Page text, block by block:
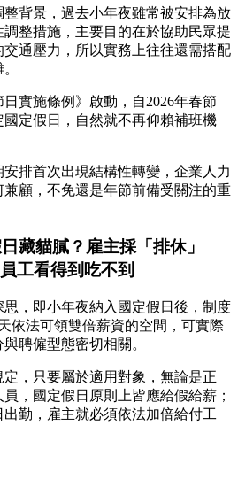
背景，過去小年夜雖常被安排為放
整措施，主要目的在於協助民眾提
通壓力，所以實務上往往還需搭配
實施條例》啟動，自2026年春節
定假日，自然就不再仰賴補班機
排首次出現結構性轉變，企業人力
顧，不免還是年節前備受關注的重
藏貓膩？雇主採「排休」
工看得到吃不到
，即小年夜納入國定假日後，制度
依法可領雙倍薪資的空間，可實際
聘僱型態密切相關。
，只要屬於適用對象，無論是正
，國定假日原則上皆應給假給薪；
勤，雇主就必須依法加倍給付工